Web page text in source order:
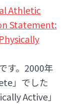
Athletic
Statement:
す。2000年
」でした
Active」